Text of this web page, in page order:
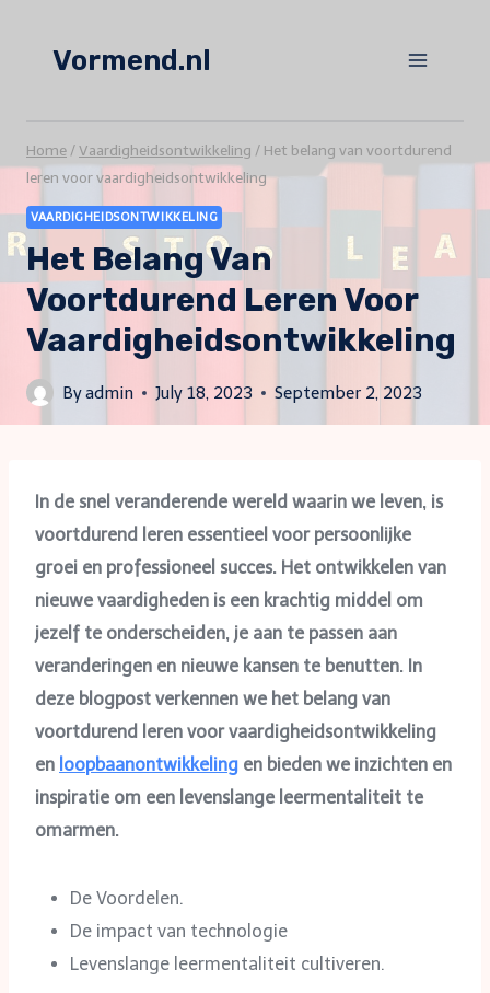
Vormend.nl
Home /Vaardigheidsontwikkeling / Het belang van voortdurend
leren voor vaardigheidsontwikkeling
VAARDIGHEIDSONTWIKKELING
Het Belang Van
Voortdurend Leren Voor
Vaardigheidsontwikkeling
Byadmin July 18, 2023 September 2, 2023
In de snel veranderende wereld waarin we leven, is
voortdurend leren essentieel voor persoonlijke
groei en professioneel succes. Het ontwikkelen van
nieuwe vaardigheden is een krachtig middel om
jezelf te onderscheiden, je aan te passen aan
veranderingen en nieuwe kansen te benutten. In
deze blogpost verkennen we het belang van
voortdurend leren voor vaardigheidsontwikkeling
en loopbaanontwikkeling en bieden we inzichten en
inspiratie om een levenslange leermentaliteit te
omarmen.
De Voordelen.
De impact van technologie
Levenslange leermentaliteit cultiveren.